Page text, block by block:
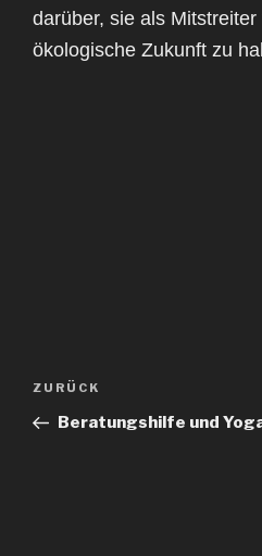
darüber, sie als
ökologische Zukunft zu
Beitragsnavigation
Vorheriger
Beitrag
ZURÜCK
Beratungshilfe und